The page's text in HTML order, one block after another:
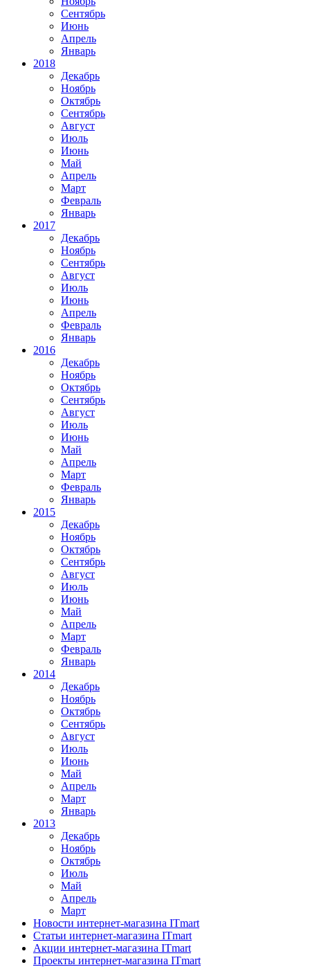
Сентябрь
Июнь
Апрель
Январь
2018
Декабрь
Ноябрь
Октябрь
Сентябрь
Август
Июль
Июнь
Май
Апрель
Март
Февраль
Январь
2017
Декабрь
Ноябрь
Сентябрь
Август
Июль
Июнь
Апрель
Февраль
Январь
2016
Декабрь
Ноябрь
Октябрь
Сентябрь
Август
Июль
Июнь
Май
Апрель
Март
Февраль
Январь
2015
Декабрь
Ноябрь
Октябрь
Сентябрь
Август
Июль
Июнь
Май
Апрель
Март
Февраль
Январь
2014
Декабрь
Ноябрь
Октябрь
Сентябрь
Август
Июль
Июнь
Май
Апрель
Март
Январь
2013
Декабрь
Ноябрь
Октябрь
Июль
Май
Апрель
Март
Новости интернет-магазина ITmart
Статьи интернет-магазина ITmart
Акции интернет-магазина ITmart
Проекты интернет-магазина ITmart